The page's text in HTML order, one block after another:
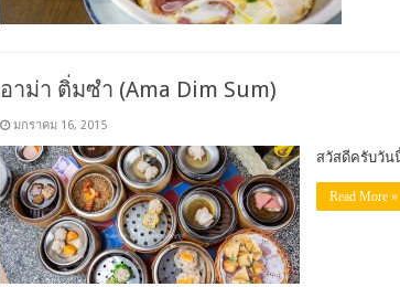
อาม่า ติ่มซำ (Ama Dim Sum)
มกราคม 16, 2015
สวัสดีครับวั
Read More »